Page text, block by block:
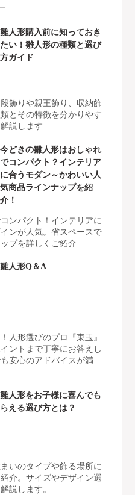
雛人形購入前に知っておき
たい！雛人形の種類と選び
方ガイド
飾りや親王飾り、収納飾
とその特徴を分かりやす
説します
今どきの雛人形はおしゃれ
でコンパクト？インテリア
に合うモダン～かわいい人
気商品ラインナップを紹
介！
ンパクト！インテリアに
ンが人気。省スペースで
プを詳しくご紹介
雛人形Q＆A
人形選びのプロ『東玉』
ントまで丁寧にお答えし
安心のアドバイスが満
雛人形をお子様に喜んでも
らえる選び方とは？
いのタイプや飾る場所に
介。サイズやデザイン選
説します。